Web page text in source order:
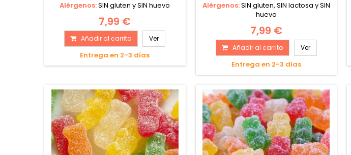
Alérgenos:SIN gluten y SIN huevo
7,99 €
Añadir al carrito Ver
Entrega en 2-3 días
Alérgenos:SIN gluten, SIN lactosa y SIN
huevo
7,99 €
Añadir al carrito Ver
Entrega en 2-3 días